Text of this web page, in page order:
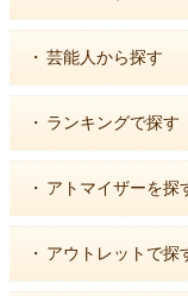
・ 芸能人から探す
・ ランキングで探す
・ アトマイザーを探
・ アウトレットで探